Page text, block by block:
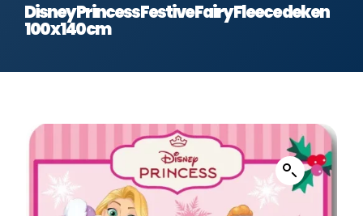
Disney Princess Festive Fairy Fleece deken
100 x 140 cm